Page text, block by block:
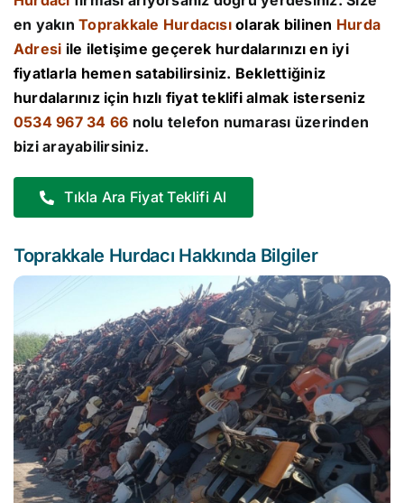
en yakınToprakkale Hurdacısı olarak bilinen Hurda
Adresi ile iletişime geçerek hurdalarınızı en iyi
fiyatlarla hemen satabilirsiniz. Beklettiğiniz
hurdalarınız için hızlı fiyat teklifi almak isterseniz
0534 967 34 66 nolu telefon numarası üzerinden
bizi arayabilirsiniz.
Tıkla Ara Fiyat Teklifi Al
Toprakkale Hurdacı Hakkında Bilgiler